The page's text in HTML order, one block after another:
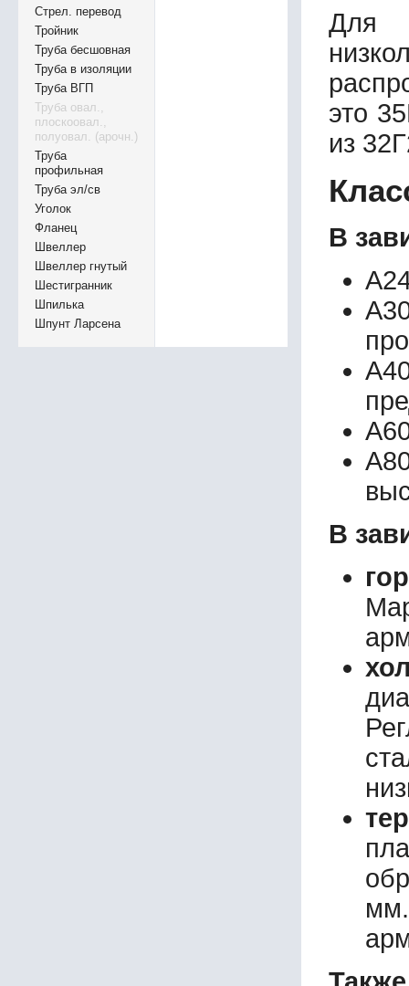
Стрел. перевод
Тройник
Труба бесшовная
Труба в изоляции
Труба ВГП
Труба овал.,
плоскоовал.,
полуовал. (арочн.)
Труба
профильная
Труба эл/св
Уголок
Фланец
Швеллер
Швеллер гнутый
Шестигранник
Шпилька
Шпунт Ларсена
Для
это
из
В
В